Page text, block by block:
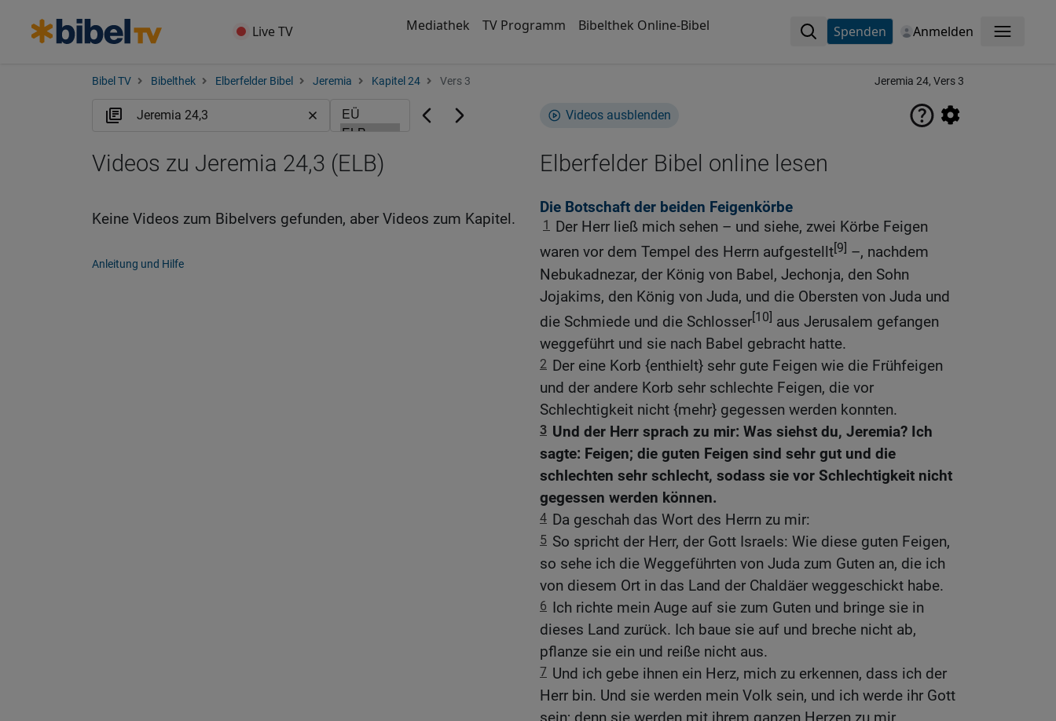
Live TV Mediathek TV Programm Bibelthek Online-Bibel Spenden Anmelden Menü
Bibel TV Bibelthek Elberfelder Bibel Jeremia Kapitel 24 Vers 3 Jeremia 24, Vers 3
Videos ausblenden
Elberfelder Bibel online lesen
Die Botschaft der beiden Feigenkörbe
1
Der Herr ließ mich sehen – und siehe, zwei Körbe Feigen
waren vor dem Tempel des Herrn aufgestellt[9] –, nachdem
Nebukadnezar, der König von Babel, Jechonja, den Sohn
Jojakims, den König von Juda, und die Obersten von Juda und
die Schmiede und die Schlosser[10] aus Jerusalem gefangen
weggeführt und sie nach Babel gebracht hatte.
2 Der eine Korb {enthielt} sehr gute Feigen wie die Frühfeigen
und der andere Korb sehr schlechte Feigen, die vor
Schlechtigkeit nicht {mehr} gegessen werden konnten.
3 Und der Herr sprach zu mir: Was siehst du, Jeremia? Ich
sagte: Feigen; die guten Feigen sind sehr gut und die
schlechten sehr schlecht, sodass sie vor Schlechtigkeit nicht
gegessen werden können.
4 Da geschah das Wort des Herrn zu mir:
5 So spricht der Herr, der Gott Israels: Wie diese guten Feigen,
so sehe ich die Weggeführten von Juda zum Guten an, die ich
von diesem Ort in das Land der Chaldäer weggeschickt habe.
6 Ich richte mein Auge auf sie zum Guten und bringe sie in
dieses Land zurück. Ich baue sie auf und breche nicht ab,
pflanze sie ein und reiße nicht aus.
7 Und ich gebe ihnen ein Herz, mich zu erkennen, dass ich der
Herr bin. Und sie werden mein Volk sein, und ich werde ihr Gott
Videos zu Jeremia 24,3 (ELB)
Keine Videos zum Bibelvers gefunden, aber Videos zum Kapitel.
Anleitung und Hilfe